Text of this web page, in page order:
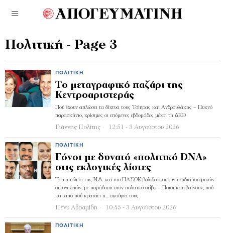
Πολιτική - Page 3
ΠΟΛΙΤΙΚΉ
Το μεταγραφικό παζάρι της
Κεντροαριστεράς
Πού έχουν απλώσει τα δίχτυα τους Τσίπρας και Ανδρουλάκης – Πυκνό
παρασκήνιο, κρίσιμες οι επόμενες εβδομάδες μέχρι τη ∆ΕΘ
Γιάννης Πολίτης 12:51 - 3 Αυγούστου 2026
ΠΟΛΙΤΙΚΉ
Γόνοι με δυνατό «πολιτικό DNA»
στις εκλογικές λίστες
Τα επιτελεία της Ν.∆. και του ΠΑΣΟΚ βολιδοσκοπούν παιδιά ιστορικών
οικογενειών, με παράδοση στον πολιτικό στίβο – Ποιοι κατεβαίνουν, πού
και από πού κρατάει η... σκούφια τους
Πένυ Αβραμίδη 10:45 - 3 Αυγούστου 2026
ΠΟΛΙΤΙΚΉ